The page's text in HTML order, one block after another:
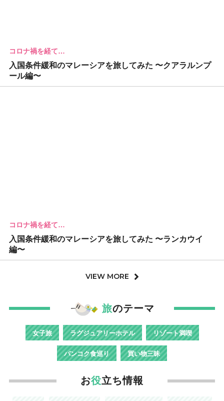
コロナ禍を経て…
入国条件緩和のマレーシアを旅してみた 〜クアラルンプ
ール編〜
コロナ禍を経て…
入国条件緩和のマレーシアを旅してみた 〜ランカウイ
編〜
VIEW MORE
旅のテーマ
女子旅 ラグジュアリーホテル リゾート満喫
バンコク食巡り 買い物三昧
お役立ち情報